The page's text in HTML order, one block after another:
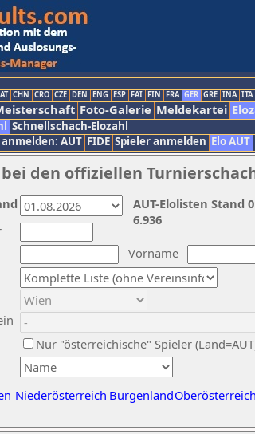
CHN CRO CZE DEN ENG ESP FAI FIN FRA GER GRE INA ITA
Foto-Galerie Meldekartei
Schnellschach-Elozahl
AUT FIDE Spieler anmelden Elo AUT
den offiziellen
Vorname
Nur "österreichische" Spieler
Niederösterreich BurgenlandOberösterreich
AUT-Elolisten Stand
6.936